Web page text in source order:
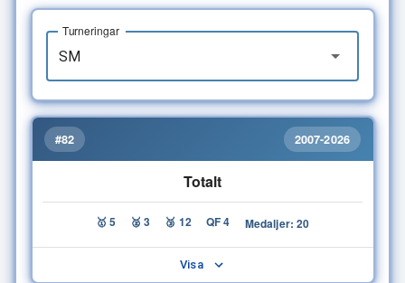
Turneringar
#82 2007-2026
Totalt
🥇 5 🥈 3 🥉 12 QF 4 Medaljer: 20
Visa